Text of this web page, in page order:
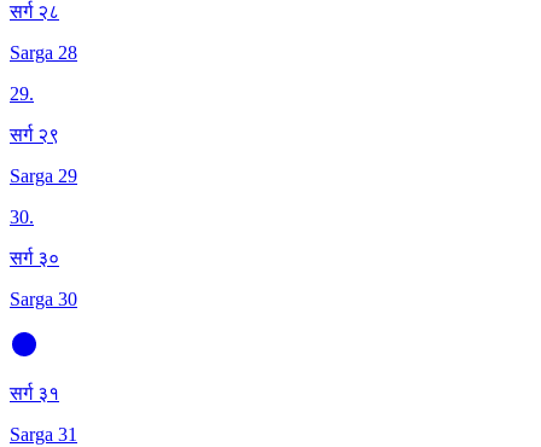
सर्ग २८
Sarga 28
29.
सर्ग २९
Sarga 29
30.
सर्ग ३०
Sarga 30
सर्ग ३१
Sarga 31